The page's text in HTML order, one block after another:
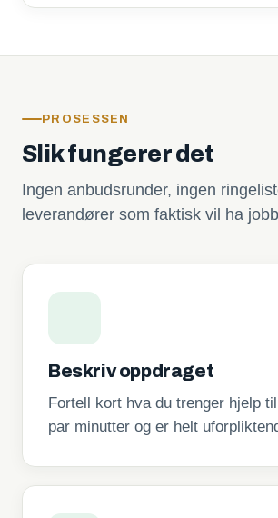
PROSESSEN
Slik fungerer det
Ingen anbudsrunder, ingen
leverandører som faktisk vil ha
Beskriv oppdraget
Fortell kort hva du trenger hjelp
par minutter og er helt